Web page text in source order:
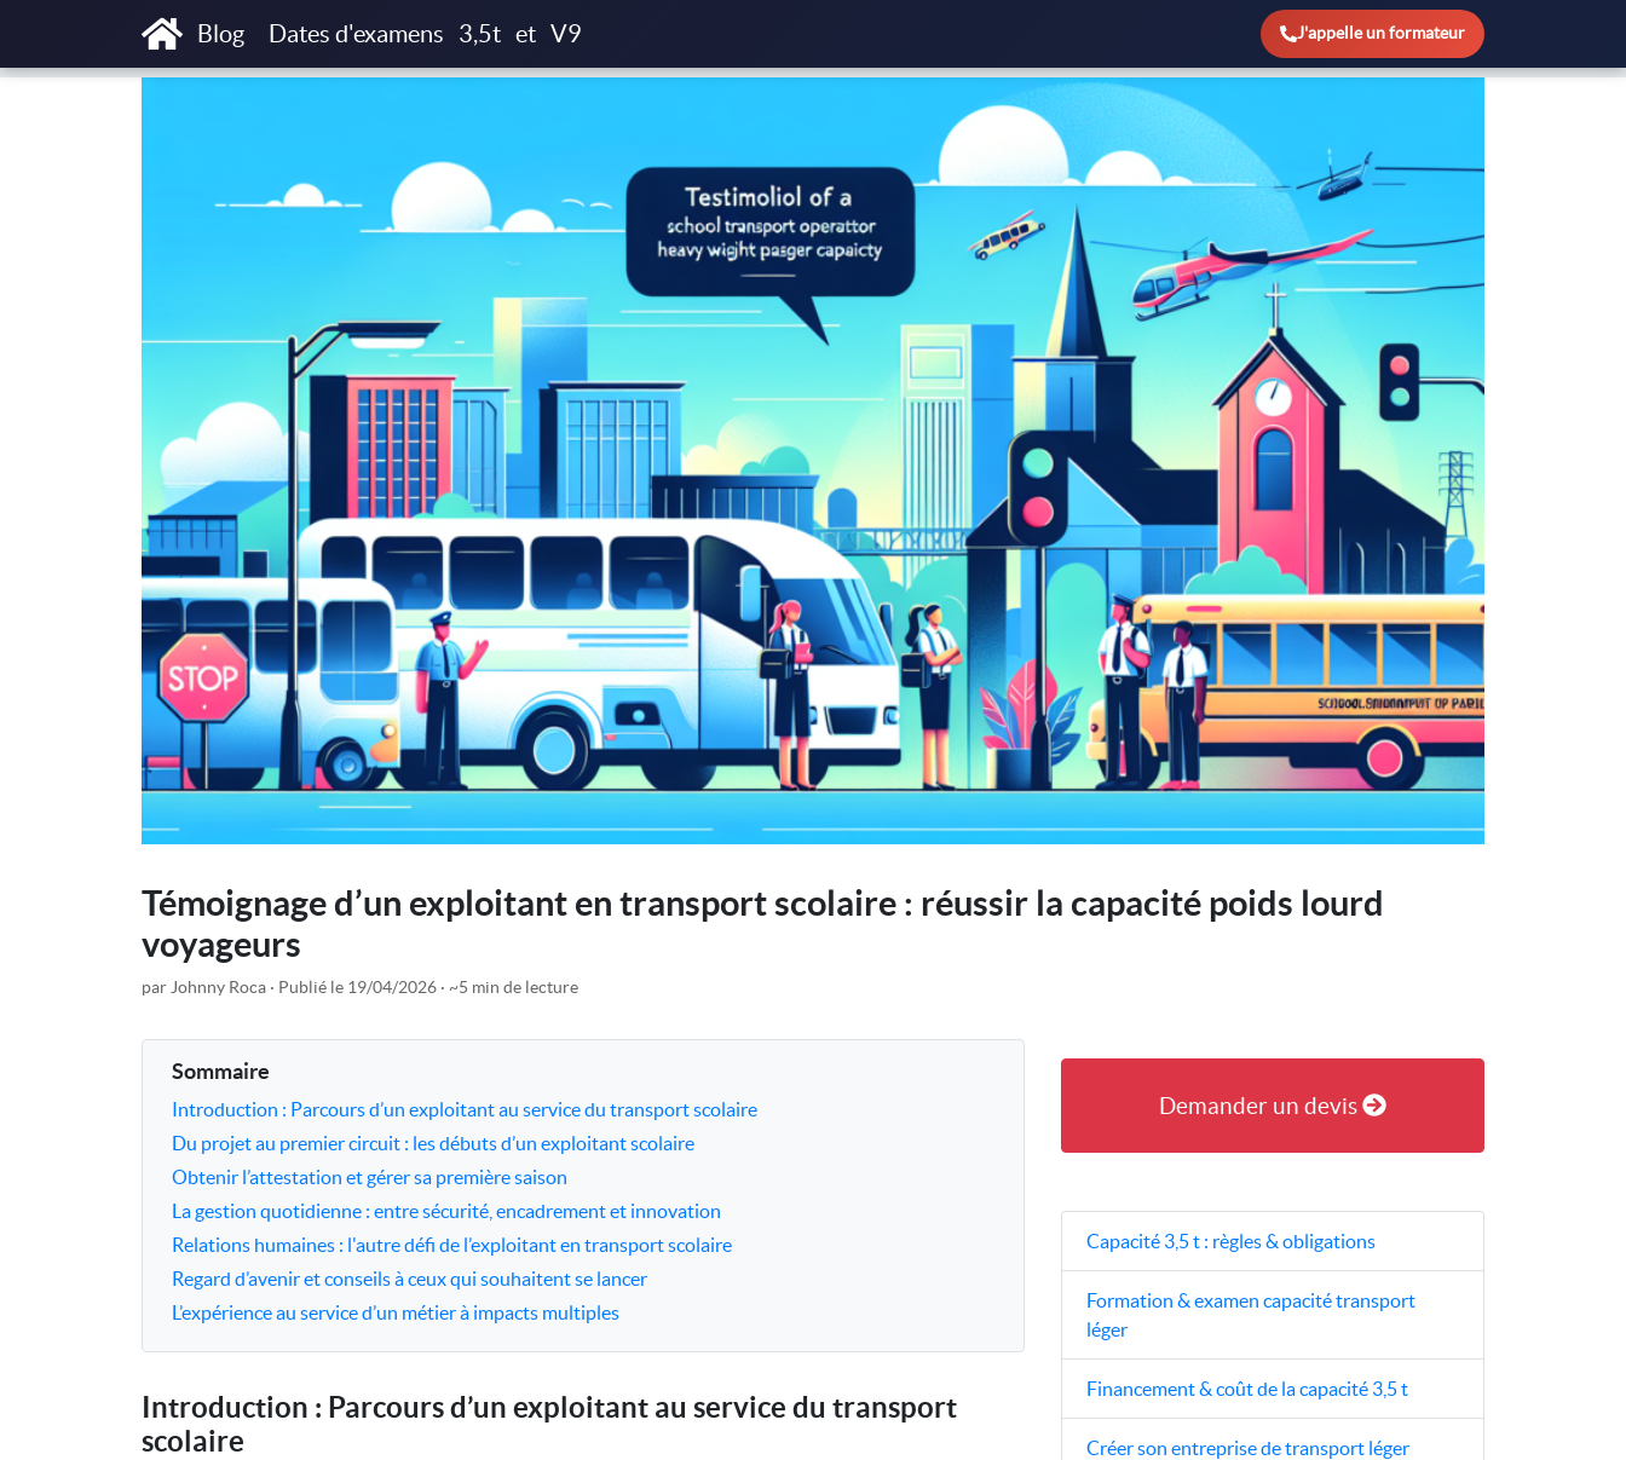
Blog Dates d'examens 3,5t et V9 J'appelle un formateur
Accueil Blog Études de cas & témoignages Témoignage d’un exploitant en transport scolaire : réussir la capacité poids lourd voyageurs
Témoignage d’un exploitant en transport scolaire : réussir la capacité poids lourd
voyageurs
par Johnny Roca Publié le 19/04/2026 ~5 min de lecture
Sommaire
Introduction : Parcours d’un exploitant au service du transport scolaire
Du projet au premier circuit : les débuts d’un exploitant scolaire
Obtenir l’attestation et gérer sa première saison
La gestion quotidienne : entre sécurité, encadrement et innovation
Relations humaines : l'autre défi de l’exploitant en transport scolaire
Regard d’avenir et conseils à ceux qui souhaitent se lancer
L’expérience au service d’un métier à impacts multiples
Introduction : Parcours d’un exploitant au service du transport
scolaire
Demander un devis
Capacité 3,5 t : règles & obligations
Formation & examen capacité transport
léger
Financement & coût de la capacité 3,5 t
Créer son entreprise de transport léger